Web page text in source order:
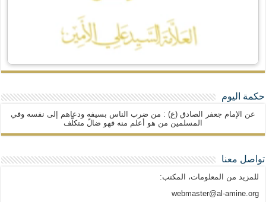
حكمة اليوم
عن الإمام جعفر الصادق (ع) : من ضرب الناس بسيفه ودعاهم إلى نفسه وفي
المسلمين من هو أعلم منه فهو ضالّ متكلّف
تواصل معنا
للمزيد من المعلومات، المكتب:
webmaster@al-amine.org